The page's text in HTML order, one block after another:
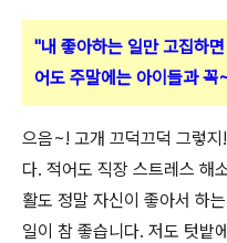
"내 좋아하는 일만 고집하
어도 주말에는 아이들과 꼭
으음~! 고개 끄덕끄덕 그렇지
다. 적어도 직장 스트레스 해
활도 정말 자신이 좋아서 하
일이 참 좋습니다. 저도 텃밭